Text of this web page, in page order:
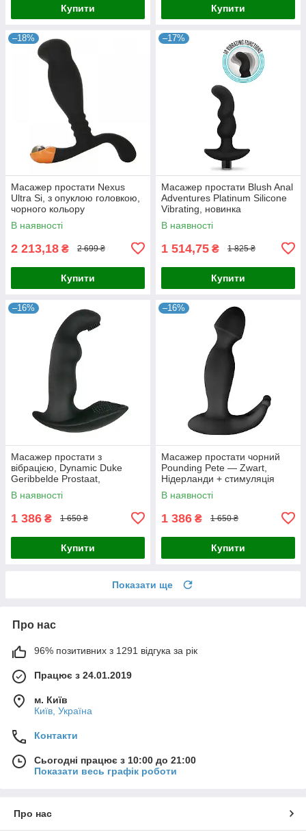
Купити Купити
–18%
Масажер простати Nexus
Ultra Si, з опуклою головкою,
чорного кольору
В наявності
2 213,18 ₴ 2 699 ₴
Купити
–17%
Масажер простати Blush Anal
Adventures Platinum Silicone
Vibrating, новинка
В наявності
1 514,75 ₴ 1 825 ₴
Купити
–16%
Масажер простати з
вібрацією, Dynamic Duke
Geribbelde Prostaat,
Нідерланди
В наявності
1 386 ₴ 1 650 ₴
Купити
–16%
Масажер простати чорний
Pounding Pete — Zwart,
Нідерланди + стимуляція
промежини
В наявності
1 386 ₴ 1 650 ₴
Купити
Показати ще
Про нас
96% позитивних з 1291 відгука за рік
Працює з 24.01.2019
м. Київ
Київ, Україна
Контакти
Сьогодні працює з 10:00 до 21:00
Показати весь графік роботи
Про нас